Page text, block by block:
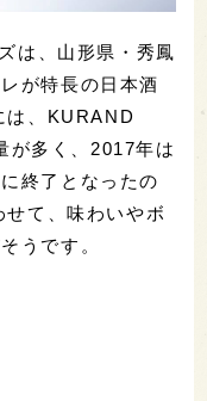
は、山形県・秀鳳
が特長の日本酒
は、KURAND
が多く、2017年は
終了となったの
て、味わいやボ
うです。